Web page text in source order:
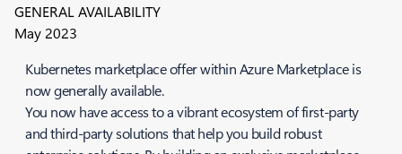
GENERAL AVAILABILITY
May 2023
Kubernetes marketplace offer within Azure Marketplace is
now generally available.
You now have access to a vibrant ecosystem of first-party
and third-party solutions that help you build robust